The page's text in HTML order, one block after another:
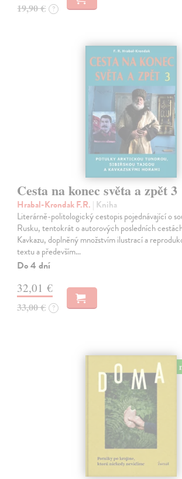
19,90 € ?
Cesta na konec světa a zpět 3
Hrabal-Krondak F.R. | Kniha
Literárně-politologický cestopis pojednávající o
Rusku, tentokrát o autorových posledních
Kavkazu, doplněný množstvím ilustrací a
textu a především…
Do 4 dní
32,01 €
33,00 € ?